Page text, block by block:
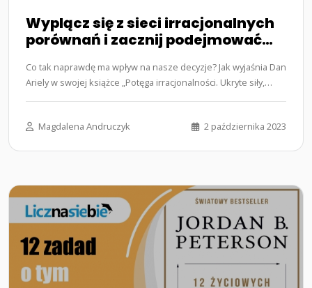
Wyplącz się z sieci irracjonalnych
porównań i zacznij podejmować
Co tak naprawdę ma wpływ na nasze decyzje? Jak wyjaśnia Dan
Ariely w swojej książce „Potęga irracjonalności. Ukryte siły,
Magdalena Andruczyk 2 października 2023